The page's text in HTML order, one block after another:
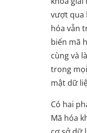
vượt qua
hóa vẫn
biến mã
cùng và
trong
mật dữ
Có hai
Mã hóa